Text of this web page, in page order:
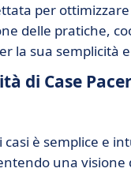
per
delle pratiche,
la sua semplicità
di Case
è semplice e
una